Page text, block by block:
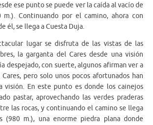
ese punto se puede ver la caída al vacío de
m.). Continuando por el camino, ahora con
él, se llega a Cuesta Duja.
lugar se disfruta de las vistas de las
la garganta del Cares desde una visión
despejado, con suerte, algunos afirman ver a
pero solo unos pocos afortunados han
visión. En este punto es donde los cainejos
pastar, aprovechando las verdes praderas
las rocas, y continuando el camino se llega
(980 m.), una enorme piedra plana donde